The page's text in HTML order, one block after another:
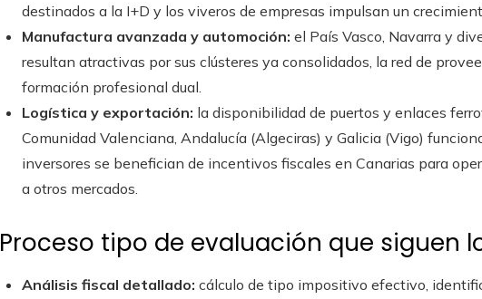
destinados a la I+D y los viveros de empresas impulsan un
Manufactura avanzada y automoción: el País Vasco, Navarra y
resultan atractivas por sus clústeres ya consolidados, la red de
formación profesional dual.
Logística y exportación: la disponibilidad de puertos y enlaces
Comunidad Valenciana, Andalucía (Algeciras) y Galicia (Vigo)
inversores se benefician de incentivos fiscales en Canarias para
a otros mercados.
Proceso tipo de evaluación que siguen
Análisis fiscal detallado: cálculo de tipo impositivo efectivo,